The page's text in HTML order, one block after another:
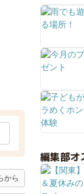
から
編集部オ